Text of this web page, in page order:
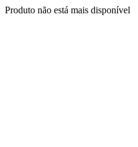
Produto não está mais disponível